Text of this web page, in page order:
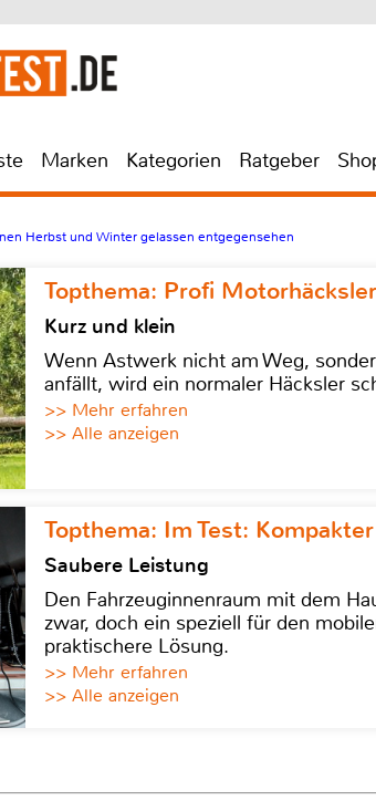
Marken Kategorien Ratgeber
Herbst und Winter gelassen entgegensehen
Topthema: Profi
Kurz und klein
Wenn Astwerk nicht am Weg,
anfällt, wird ein normaler Häcksler
>> Mehr erfahren
>> Alle anzeigen
Topthema: Im Test:
Saubere Leistung
Den Fahrzeuginnenraum mit dem
zwar, doch ein speziell für den
praktischere Lösung.
>> Mehr erfahren
>> Alle anzeigen